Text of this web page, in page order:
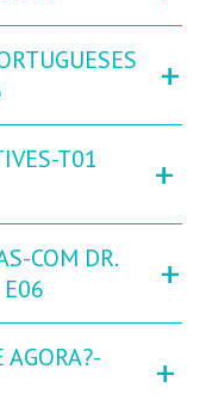
+
T01
+
COM DR.
+
AGORA?-
+